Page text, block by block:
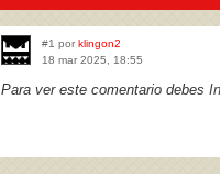
#1 por klingon2
18 mar 2025, 18:55
Para ver este comentario debes